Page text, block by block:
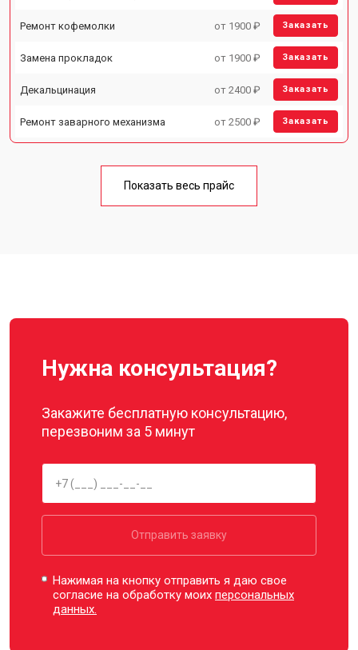
Ремонт кофемолки от 1900 ₽ Заказать
Замена прокладок от 1900 ₽ Заказать
Декальцинация от 2400 ₽ Заказать
Ремонт заварного механизма от 2500 ₽ Заказать
Показать весь прайс
Нужна консультация?
Закажите бесплатную консультацию,
перезвоним за 5 минут
Отправить заявку
Нажимая на кнопку отправить я даю свое
согласие на обработку моихперсональных
данных.